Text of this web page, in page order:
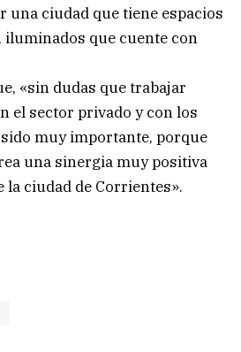
una ciudad que tiene espacios
iluminados que cuente con
«sin dudas que trabajar
el sector privado y con los
muy importante, porque
una sinergia muy positiva
la ciudad de Corrientes».